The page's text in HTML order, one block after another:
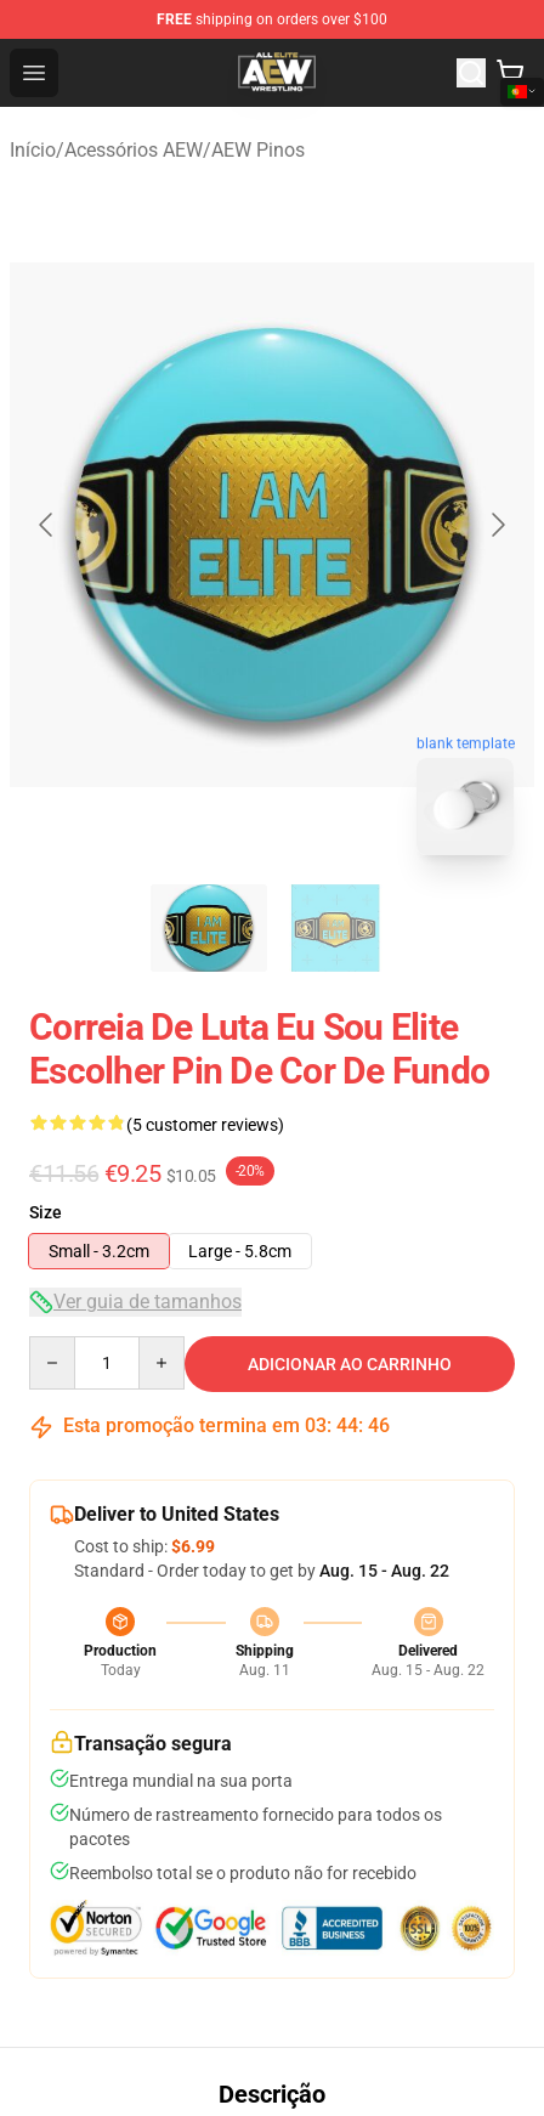
FREE shipping on orders over $100
Open menu
Aew Shop ⚡️ Official Aew Merchandise Store
Início/Acessórios AEW/AEW Pinos
blank template
Correia De Luta Eu Sou Elite
Escolher Pin De Cor De Fundo
(5 customer reviews)
€11.56 €9.25 $10.05 -20%
Size
Small - 3.2cm
Large - 5.8cm
Ver guia de tamanhos
ADICIONAR AO CARRINHO
Esta promoção termina em 03: 44: 46
Deliver to United States
Cost to ship:$6.99
Standard - Order today to get byAug. 15 - Aug. 22
Production
Today
Shipping
Aug. 11
Delivered
Aug. 15 - Aug. 22
Transação segura
Entrega mundial na sua porta
Número de rastreamento fornecido para todos os
pacotes
Reembolso total se o produto não for recebido
Descrição